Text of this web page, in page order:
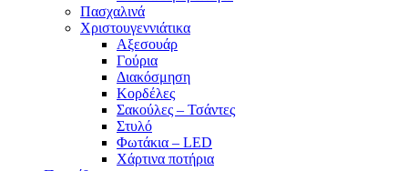
Πασχαλινά
Χριστουγεννιάτικα
Αξεσουάρ
Γούρια
Διακόσμηση
Κορδέλες
Σακούλες – Τσάντες
Στυλό
Φωτάκια – LED
Χάρτινα ποτήρια